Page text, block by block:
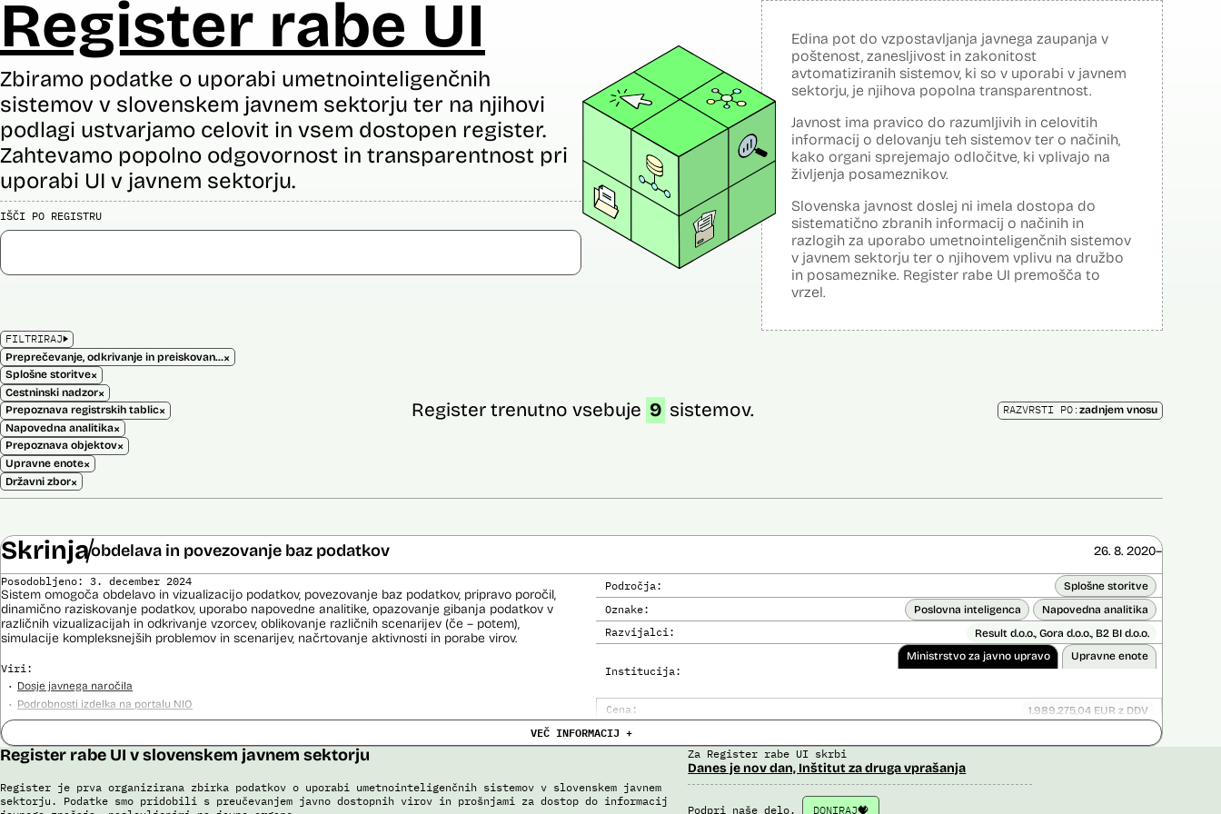
Register rabe UI
Zbiramo podatke o uporabi umetnointeligenčnih
sistemov v slovenskem javnem sektorju ter na njihovi
podlagi ustvarjamo celovit in vsem dostopen register.
Zahtevamo popolno odgovornost in transparentnost pri
uporabi UI v javnem sektorju.
IŠČI PO REGISTRU
Edina pot do vzpostavljanja javnega zaupanja v
poštenost, zanesljivost in zakonitost
avtomatiziranih sistemov, ki so v uporabi v javnem
sektorju, je njihova popolna transparentnost.
Javnost ima pravico do razumljivih in celovitih
informacij o delovanju teh sistemov ter o načinih,
kako organi sprejemajo odločitve, ki vplivajo na
življenja posameznikov.
Slovenska javnost doslej ni imela dostopa do
sistematično zbranih informacij o načinih in
razlogih za uporabo umetnointeligenčnih sistemov
v javnem sektorju ter o njihovem vplivu na družbo
in posameznike. Register rabe UI premošča to
vrzel.
FILTRIRAJ
Preprečevanje, odkrivanje in preiskovanje kaznivih dejanj×
Splošne storitve×
Cestninski nadzor×
Prepoznava registrskih tablic×
Napovedna analitika×
Prepoznava objektov×
Upravne enote×
Državni zbor×
Register trenutno vsebuje 9 sistemov. RAZVRSTI PO:zadnjem vnosu
Skrinjaobdelava in povezovanje baz podatkov 26. 8. 2020–
Področja: Splošne storitve
Oznake: Poslovna inteligenca Napovedna analitika
Razvijalci: Result d.o.o., Gora d.o.o., B2 BI d.o.o.
Institucija:
Ministrstvo za javno upravo Upravne enote
Cena: 1.989.275,04 EUR z DDV
Analiza učinka na človekove pravice opravljena:
Analiza učinka na osebne podatke opravljena:
Posodobljeno: 3. december 2024
Sistem omogoča obdelavo in vizualizacijo podatkov, povezovanje baz podatkov, pripravo poročil,
dinamično raziskovanje podatkov, uporabo napovedne analitike, opazovanje gibanja podatkov v
različnih vizualizacijah in odkrivanje vzorcev, oblikovanje različnih scenarijev (če – potem),
simulacije kompleksnejših problemov in scenarijev, načrtovanje aktivnosti in porabe virov.
Viri:
Dosje javnega naročila
Podrobnosti izdelka na portalu NIO
Predstavitev projekta na gov.si
Odgovor na zahtevo za dostop do informacij javnega značaja
Promocijska zloženka Skrinja 2.0
VEČ INFORMACIJ +
Register rabe UI v slovenskem javnem sektorju
Register je prva organizirana zbirka podatkov o uporabi umetnointeligenčnih sistemov v slovenskem javnem
sektorju. Podatke smo pridobili s preučevanjem javno dostopnih virov in prošnjami za dostop do informacij
Za Register rabe UI skrbi
Danes je nov dan, Inštitut za druga vprašanja
Podpri naše delo. DONIRAJ